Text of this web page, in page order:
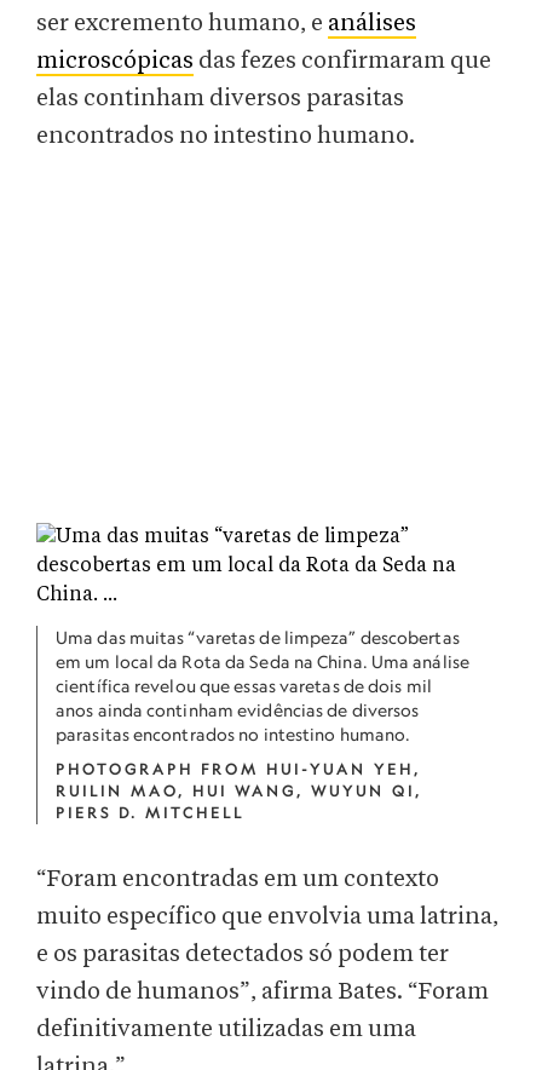
ser excremento humano, e análises
microscópicas das fezes confirmaram que
elas continham diversos parasitas
encontrados no intestino humano.
Uma das muitas “varetas de limpeza” descobertas
em um local da Rota da Seda na China. Uma análise
científica revelou que essas varetas de dois mil
anos ainda continham evidências de diversos
parasitas encontrados no intestino humano.
PHOTOGRAPH FROM HUI-YUAN YEH,
RUILIN MAO, HUI WANG, WUYUN QI,
PIERS D. MITCHELL
“Foram encontradas em um contexto
muito específico que envolvia uma latrina,
e os parasitas detectados só podem ter
vindo de humanos”, afirma Bates. “Foram
definitivamente utilizadas em uma